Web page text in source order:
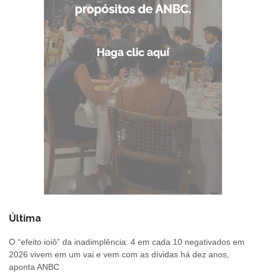
Última
O “efeito ioiô” da inadimplência: 4 em cada 10 negativados em
2026 vivem em um vai e vem com as dívidas há dez anos,
aponta ANBC